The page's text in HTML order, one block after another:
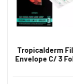
Tropicalderm
Envelope C/ 3